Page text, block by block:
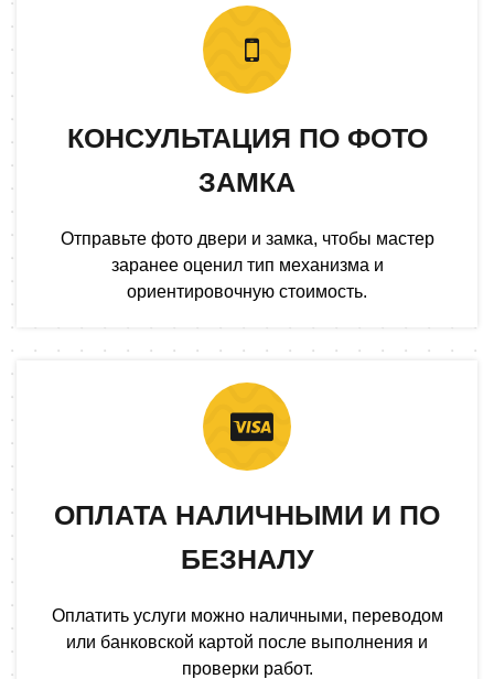
КОНСУЛЬТАЦИЯ ПО ФОТО
ЗАМКА
Отправьте фото двери и замка, чтобы мастер
заранее оценил тип механизма и
ориентировочную стоимость.
ОПЛАТА НАЛИЧНЫМИ И ПО
БЕЗНАЛУ
Оплатить услуги можно наличными, переводом
или банковской картой после выполнения и
проверки работ.